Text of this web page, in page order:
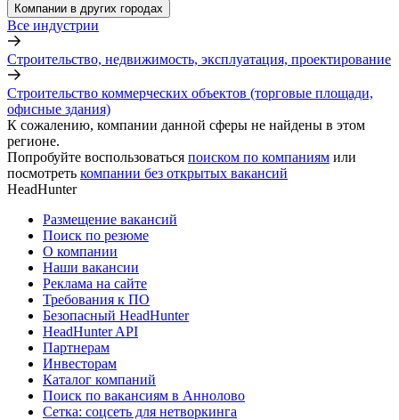
Компании в других городах
Все индустрии
Строительство, недвижимость, эксплуатация, проектирование
Строительство коммерческих объектов (торговые площади,
офисные здания)
К сожалению, компании данной сферы не найдены в этом
регионе.
Попробуйте воспользоваться поиском по компаниям или
посмотреть компании без открытых вакансий
HeadHunter
Размещение вакансий
Поиск по резюме
О компании
Наши вакансии
Реклама на сайте
Требования к ПО
Безопасный HeadHunter
HeadHunter API
Партнерам
Инвесторам
Каталог компаний
Поиск по вакансиям в Аннолово
Сетка: соцсеть для нетворкинга